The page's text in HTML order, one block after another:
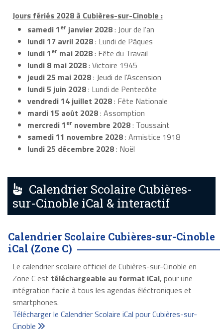
Jours fériés 2028 à Cubières-sur-Cinoble :
samedi 1er janvier 2028: Jour de l'an
lundi 17 avril 2028: Lundi de Pâques
lundi 1er mai 2028: Fête du Travail
lundi 8 mai 2028: Victoire 1945
jeudi 25 mai 2028: Jeudi de l'Ascension
lundi 5 juin 2028: Lundi de Pentecôte
vendredi 14 juillet 2028: Fête Nationale
mardi 15 août 2028: Assomption
mercredi 1er novembre 2028: Toussaint
samedi 11 novembre 2028: Armistice 1918
lundi 25 décembre 2028: Noël
Calendrier Scolaire Cubières-
sur-Cinoble iCal & interactif
Calendrier Scolaire Cubières-sur-Cinoble
iCal (Zone C)
Le calendrier scolaire officiel de Cubières-sur-Cinoble en
Zone C est téléchargeable au format iCal, pour une
intégration facile à tous les agendas éléctroniques et
smartphones.
Télécharger le Calendrier Scolaire iCal pour Cubières-sur-
Cinoble